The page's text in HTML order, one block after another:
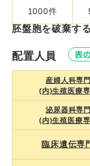
1000件
胚盤胞を破棄
配置人員 表
産婦人科専
(内)生殖医療
泌尿器科専
(内)生殖医療
臨床遺伝専